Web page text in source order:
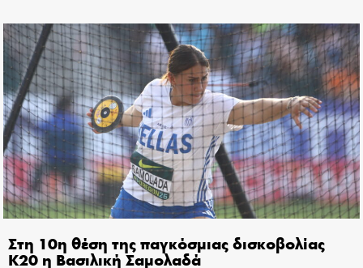
Στη 10η θέση της παγκόσμιας δισκοβολίας
Κ20 η Βασιλική Σαμολαδά